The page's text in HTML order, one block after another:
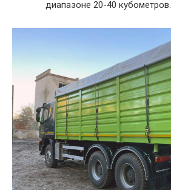
диапазоне 20-40 кубометров.